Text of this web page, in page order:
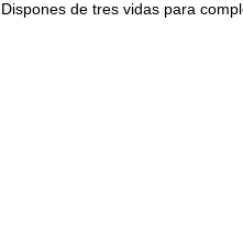
Dispones de tres vidas para